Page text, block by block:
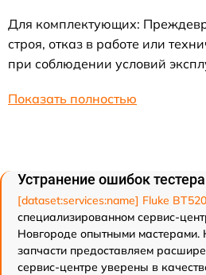
Для комплектующих:
строя, отказ в работе или
при соблюдении условий
Показать полностью
Устранение ошибок
[dataset:services:name] Fluke BT520
специализированном сервис-
Новгороде опытными мастерами.
запчасти предоставляем
сервис-центре уверены в